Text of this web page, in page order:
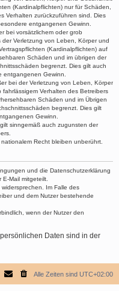
(Kardinalpflichten) nur für Schäden,
Verhalten zurückzuführen sind. Dies
entgangenen Gewinn.
bei vorsätzlichem oder grob
Verletzung von Leben, Körper und
(Kardinalpflichten) auf
Schäden und im übrigen der
begrenzt. Dies gilt auch
entgangenen Gewinn.
bei der Verletzung von Leben, Körper
Verhalten des Betreibers
Schäden und im Übrigen
begrenzt. Dies gilt
Gewinn.
sinngemäß auch zugunsten der
Recht bleiben unberührt.
und die Datenschutzerklärung
Mail mitgeteilt.
Im Falle des
und dem Nutzer bestehende
wenn der Nutzer den
Daten sind in der
Alle Zeiten sind UTC+02:00